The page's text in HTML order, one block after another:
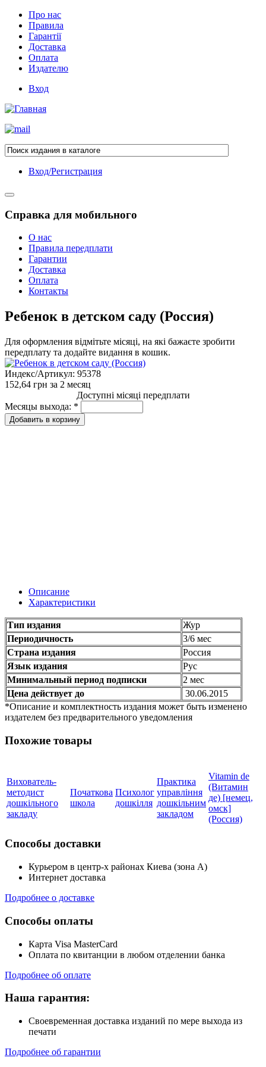
Про нас
Правила
Гарантії
Доставка
Оплата
Издателю
Вход
Вход/Регистрация
Справка для мобильного
О нас
Правила передплати
Гарантии
Доставка
Оплата
Контакты
Ребенок в детском саду (Россия)
Для оформления відмітьте місяці, на які бажаєте зробити
передплату та додайте видання в кошик.
Индекс/Артикул: 95378
152,64 грн за 2 месяц
Доступні місяці передплати
Месяцы выхода: *
Описание
Характеристики
Тип издания
Жур
Периодичность
3/6 мес
Страна издания
Россия
Язык издания
Рус
Минимальный период подписки
2 мес
Цена действует до
30.06.2015
*Описание и комплектность издания может быть изменено
издателем без предварительного уведомления
Похожие товары
Вихователь-
методист
дошкільного
закладу
Початкова
школа
Психолог
дошкілля
Практика
управління
дошкільним
закладом
Vitamin de
(Витамин
де) [немец,
омск]
(Россия)
Способы доставки
Курьером в центр-х районах Киева (зона А)
Интернет доставка
Подробнее о доставке
Способы оплаты
Карта Visa MasterCard
Оплата по квитанции в любом отделении банка
Подробнее об оплате
Наша гарантия:
Своевременная доставка изданий по мере выхода из
печати
Подробнее об гарантии